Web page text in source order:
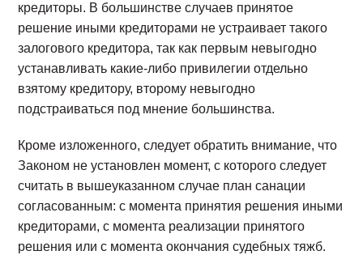
кредиторы. В большинстве случаев принятое
решение иными кредиторами не устраивает такого
залогового кредитора, так как первым невыгодно
устанавливать какие-либо привилегии отдельно
взятому кредитору, второму невыгодно
подстраиваться под мнение большинства.
Кроме изложенного, следует обратить внимание, что
Законом не установлен момент, с которого следует
считать в вышеуказанном случае план санации
согласованным: с момента принятия решения иными
кредиторами, с момента реализации принятого
решения или с момента окончания судебных тяжб.